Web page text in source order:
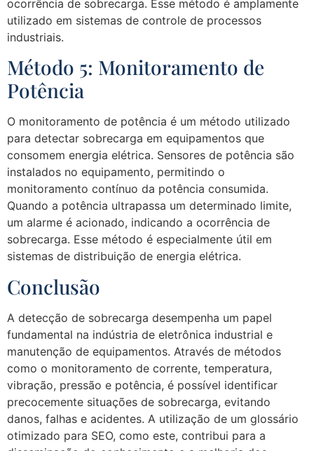
ocorrência de sobrecarga. Esse método é amplamente
utilizado em sistemas de controle de processos
industriais.
Método 5: Monitoramento de
Potência
O monitoramento de potência é um método utilizado
para detectar sobrecarga em equipamentos que
consomem energia elétrica. Sensores de potência são
instalados no equipamento, permitindo o
monitoramento contínuo da potência consumida.
Quando a potência ultrapassa um determinado limite,
um alarme é acionado, indicando a ocorrência de
sobrecarga. Esse método é especialmente útil em
sistemas de distribuição de energia elétrica.
Conclusão
A detecção de sobrecarga desempenha um papel
fundamental na indústria de eletrônica industrial e
manutenção de equipamentos. Através de métodos
como o monitoramento de corrente, temperatura,
vibração, pressão e potência, é possível identificar
precocemente situações de sobrecarga, evitando
danos, falhas e acidentes. A utilização de um glossário
otimizado para SEO, como este, contribui para a